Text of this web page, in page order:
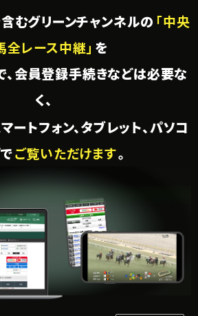
むグリーンチャンネルの 「中央
全レース中継」 を
会員登録手続きなどは必要な
く、
ートフォン、タブレット、パソコ
ご覧いただけます。